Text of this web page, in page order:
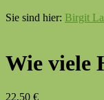
Sie sind hier: Birgit
Wie viele
22,50 €